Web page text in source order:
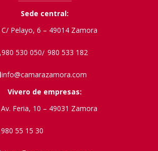
Sede central:
C/ Pelayo, 6 – 49014 Zamora
980 530 050/ 980 533 182
info@camarazamora.com
Vivero de empresas:
Av. Feria, 10 – 49031 Zamora
980 55 15 30